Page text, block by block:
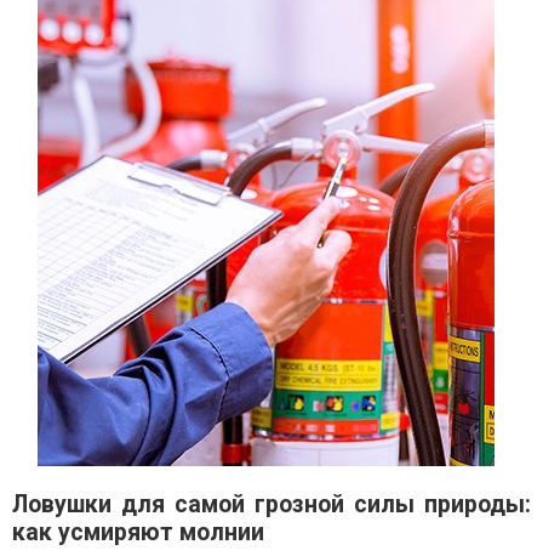
Ловушки для самой грозной силы природы:
как усмиряют молнии